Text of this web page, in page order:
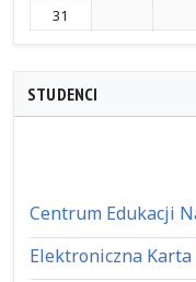
31
STUDENCI
Centrum Edukacji
Elektroniczna